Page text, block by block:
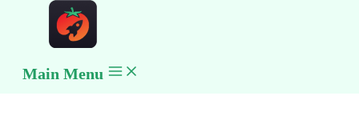
Main Menu